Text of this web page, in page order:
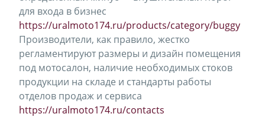
для входа в бизнес
https://uralmoto174.ru/products/category/buggy
Производители, как правило, жестко
регламентируют размеры и дизайн помещения
под мотосалон, наличие необходимых стоков
продукции на складе и стандарты работы
отделов продаж и сервиса
https://uralmoto174.ru/contacts